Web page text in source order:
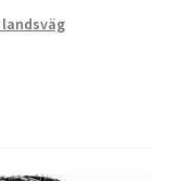
landsväg